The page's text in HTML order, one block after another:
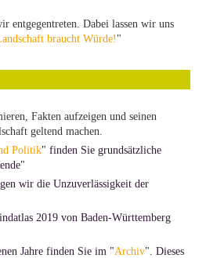
entgegentreten. Dabei lassen wir uns
braucht Würde! "
Fakten aufzeigen und seinen
geltend machen.
Politik" finden Sie grundsätzliche
wir die Unzuverlässigkeit der
2019 von Baden-Württemberg
Jahre finden Sie im "Archiv". Dieses